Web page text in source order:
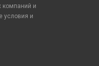
компаний и
условия и